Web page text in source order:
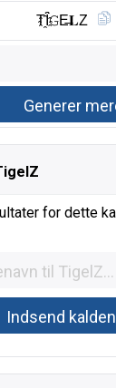
T҈Ȋ̈𝙶E̶𝐋Z
for dette